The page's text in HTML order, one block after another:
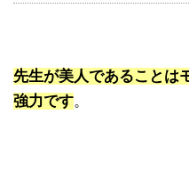
先生が美人であることは
強力です。